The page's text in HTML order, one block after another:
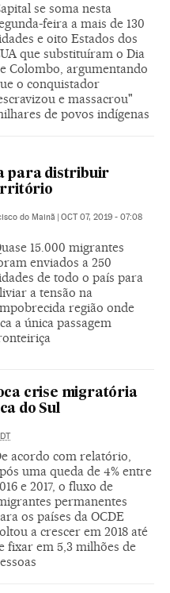
se soma nesta
feira a mais de 130
e oito Estados dos
que substituíram o Dia
Colombo, argumentando
o conquistador
e massacrou"
de povos indígenas
para distribuir
do Mainã | OCT 07, 2019 - 07:08
15.000 migrantes
enviados a 250
de todo o país para
a tensão na
região onde
a única passagem
crise migratória
do Sul
acordo com relatório,
uma queda de 4% entre
e 2017, o fluxo de
permanentes
os países da OCDE
a crescer em 2018 até
fixar em 5,3 milhões de